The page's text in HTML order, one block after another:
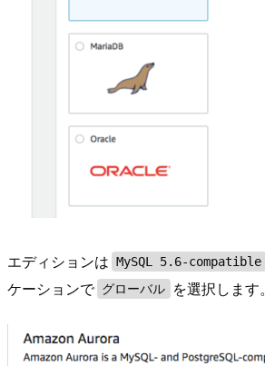
エディションは MySQL 5.6-compatible
ケーションで グローバル を選択します。